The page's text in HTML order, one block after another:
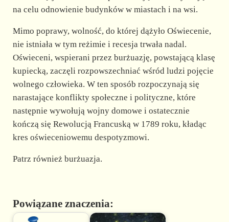
na celu odnowienie budynków w miastach i na wsi.
Mimo poprawy, wolność, do której dążyło Oświecenie,
nie istniała w tym reżimie i recesja trwała nadal.
Oświeceni, wspierani przez burżuazję, powstającą klasę
kupiecką, zaczęli rozpowszechniać wśród ludzi pojęcie
wolnego człowieka. W ten sposób rozpoczynają się
narastające konflikty społeczne i polityczne, które
następnie wywołują wojny domowe i ostatecznie
kończą się Rewolucją Francuską w 1789 roku, kładąc
kres oświeceniowemu despotyzmowi.
Patrz również burżuazja.
Powiązane znaczenia: